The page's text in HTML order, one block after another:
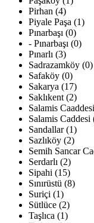
Pirhan (4)
Piyale Paşa (1)
Pınarbaşı (0)
- Pınarbaşı (0)
Pınarlı (3)
Sadrazamköy (0)
Safaköy (0)
Sakarya (17)
Saklıkent (2)
Salamis
Salamis Caddesi
Sandallar (1)
Sazlıköy (2)
Semih Sancar
Serdarlı (2)
Sipahi (15)
Sınırüstü (8)
Suriçi (1)
Sütlüce (2)
Taşlıca (1)